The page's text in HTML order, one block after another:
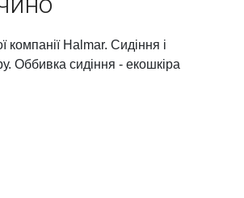
компанії Halmar. Сидіння і
Оббивка сидіння - екошкіра